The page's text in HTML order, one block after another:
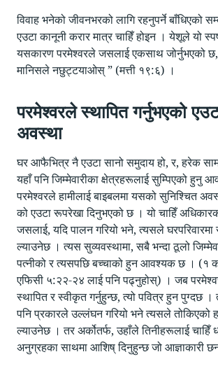
विवाह भनेको जीवनभरको लागि रहनुपर्ने बाँधिएको
एउटा कानूनी करार मात्र चाहिँ होइन । येशूले यो
यसकारण परमेश्वरले जसलाई एकसाथ जोर्नुभएको
मानिसले नछुट्टयाओस् ” (मत्ती १९:६) ।
परमेश्वरले स्थापित गर्नुभएको
अवस्था
घर आफैभित्र नै एउटा सानो समुदाय हो, र, हरेक
यहाँ पनि जिम्मेवारीका क्षेत्रहरूलाई सुम्पिएको हुनु
परमेश्वरले हामीलाई बाइबलमा यसको सुनिश्चित
को एउटा रूपरेखा दिनुभएको छ । यो चाहिँ
जसलाई, यदि पालन गरियो भने, त्यसले
ल्याउनेछ । त्यस सुव्यवस्थामा, सबै भन्दा ठूलो
पत्नीको र त्यसपछि बच्चाको हुन आवश्यक छ । (१
एफिसी ५:२२-२४ लाई पनि पढ्नुहोस्) । जब
स्थापित र स्वीकृत गर्नुहुन्छ, त्यो पवित्र हुन
पनि प्रकारले उल्लंघन गरियो भने त्यसले तोकिएको
ल्याउनेछ । तर अर्कोतर्फ, उहाँले तिनीहरूलाई चाहिँ
अनुग्रहका साथमा आशिष् दिनुहुन्छ जो आज्ञाकारी